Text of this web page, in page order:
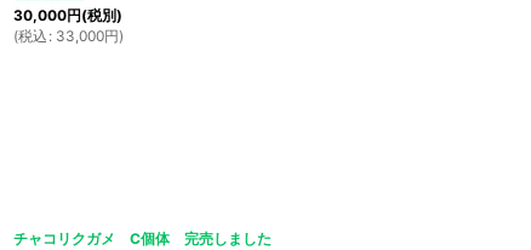
30,000円(税別)
(税込 : 33,000円)
チャコリクガメ C個体 完売しました